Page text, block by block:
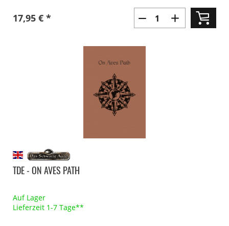
17,95 € *
TDE - ON AVES PATH
Auf Lager
Lieferzeit 1-7 Tage**